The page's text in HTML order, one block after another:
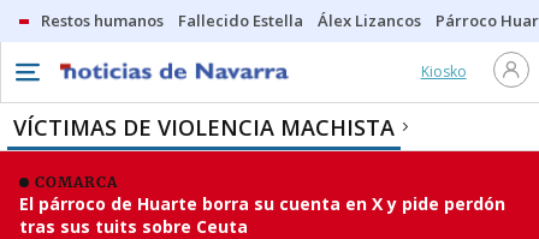
Restos humanos Fallecido Estella Álex Lizancos Párroco
Kiosko
VÍCTIMAS DE VIOLENCIA MACHISTA
COMARCA
El párroco de Huarte borra su cuenta en X y pide perdón
tras sus tuits sobre Ceuta